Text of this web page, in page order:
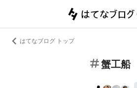
はてなブログ トップ
蟹工船